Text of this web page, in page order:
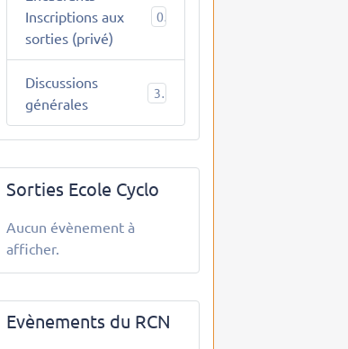
Inscriptions aux
sorties (privé)
0
Discussions
générales
3
Sorties Ecole Cyclo
Aucun évènement à
afficher.
Evènements du RCN